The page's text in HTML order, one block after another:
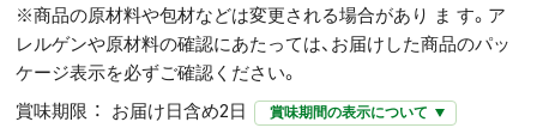
※商品の原材料や包材などは変更される場合があり ま す。ア
レルゲンや原材料の確認にあたっては、お届けした商品のパッ
ケージ表示を必ずご確認ください。
賞味期限
お届け日含め2日 賞味期間の表示について